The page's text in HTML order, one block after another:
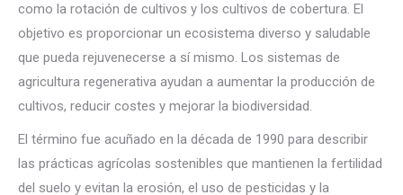
como la rotación de cultivos y los cultivos de cobertura. El
objetivo es proporcionar un ecosistema diverso y saludable
que pueda rejuvenecerse a sí mismo. Los sistemas de
agricultura regenerativa ayudan a aumentar la producción de
cultivos, reducir costes y mejorar la biodiversidad.
El término fue acuñado en la década de 1990 para describir
las prácticas agrícolas sostenibles que mantienen la fertilidad
del suelo y evitan la erosión, el uso de pesticidas y la